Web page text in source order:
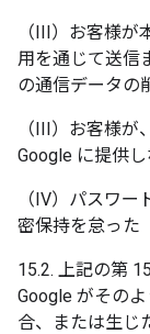
（III）お客様
用を通じて送信
の通信データの
（III）お客様
Google に提供し
（IV）パスワ
密保持を怠った
15.2. 上記の第
Google がその
合、または生じ